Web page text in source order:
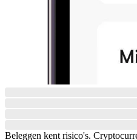
Beleggen kent risico's.